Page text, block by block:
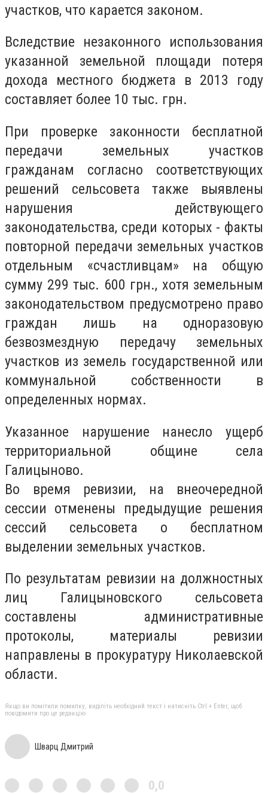
участков, что карается законом.
Вследствие незаконного использования
указанной земельной площади потеря
дохода местного бюджета в 2013 году
составляет более 10 тыс. грн.
При проверке законности бесплатной
передачи земельных участков
гражданам согласно соответствующих
решений сельсовета также выявлены
нарушения действующего
законодательства, среди которых - факты
повторной передачи земельных участков
отдельным «счастливцам» на общую
сумму 299 тыс. 600 грн., хотя земельным
законодательством предусмотрено право
граждан лишь на одноразовую
безвозмездную передачу земельных
участков из земель государственной или
коммунальной собственности в
определенных нормах.
Указанное нарушение нанесло ущерб
территориальной общине села
Галицыново.
Во время ревизии, на внеочередной
сессии отменены предыдущие решения
сессий сельсовета о бесплатном
выделении земельных участков.
По результатам ревизии на должностных
лиц Галицыновского сельсовета
составлены административные
протоколы, материалы ревизии
направлены в прокуратуру Николаевской
области.
Якщо ви помітили помилку, виділіть необхідний текст і натисніть Ctrl + Enter, щоб
повідомити про це редакцію
Шварц Дмитрий
0,0